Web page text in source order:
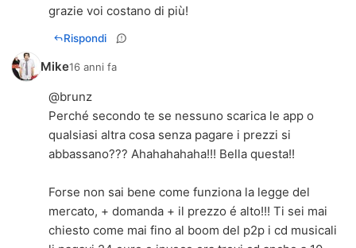
grazie voi costano di più!
Rispondi
Mike16 anni fa
@brunz
Perché secondo te se nessuno scarica le app o
qualsiasi altra cosa senza pagare i prezzi si
abbassano??? Ahahahahaha!!! Bella questa!!
Forse non sai bene come funziona la legge del
mercato, + domanda + il prezzo é alto!!! Ti sei mai
chiesto come mai fino al boom del p2p i cd musicali